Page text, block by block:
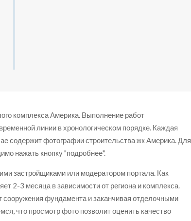
комплекса Америка. Выполнение работ
линии в хронологическом порядке. Каждая
содержит фотографии строительства жк Америка. Для
нажать кнопку "подробнее".
застройщиками или модератором портала. Как
2-3 месяца в зависимости от региона и комплекса.
сооружения фундамента и заканчивая отделочными
что просмотр фото позволит оценить качество